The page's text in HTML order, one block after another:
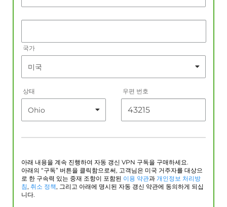
국가
상태 우편 번호
아래 내용을 계속 진행하여 자동 갱신 VPN 구독을 구매하세요.
아래의 “구독” 버튼을 클릭함으로써, 고객님은 미국 거주자를 대상으
로 한 구속력 있는 중재 조항이 포함된 이용 약관과 개인정보 처리방
침, 취소 정책, 그리고 아래에 명시된 자동 갱신 약관에 동의하게 되십
니다.